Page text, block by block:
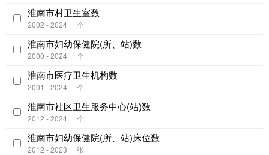
淮南市村卫生室数
2002 - 2024 个
淮南市妇幼保健院(所、站)数
2000 - 2024 个
淮南市医疗卫生机构数
2001 - 2024 个
淮南市社区卫生服务中心(站)数
2012 - 2024 个
淮南市妇幼保健院(所、站)床位数
2012 - 2023 张